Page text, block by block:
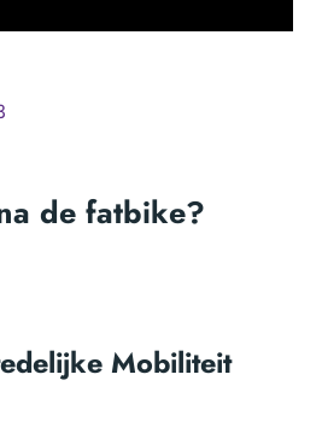
de fatbike?
Mobiliteit